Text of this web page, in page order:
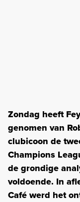
Zondag heeft
genomen van
clubicoon de
Champions
de grondige
voldoende. In
Café werd het